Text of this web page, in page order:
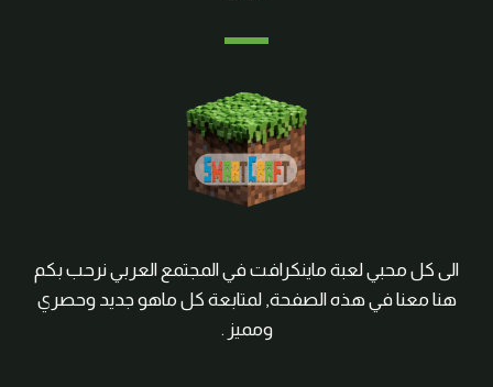
الى كل محبي لعبة ماينكرافت في المجتمع العربي نرحب بكم
هنا معنا في هذه الصفحة, لمتابعة كل ماهو جديد وحصري
ومميز .